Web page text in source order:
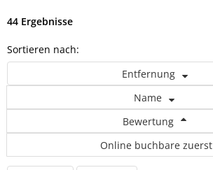
44 Ergebnisse
Sortieren nach:
Entfernung
Name
Bewertung
Online buchbare zuerst